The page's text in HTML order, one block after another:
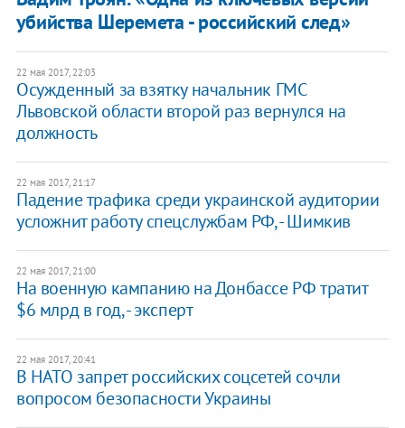
убийства Шеремета - российский след»
22 мая 2017, 22:03
Осужденный за взятку начальник ГМС
Львовской области второй раз вернулся на
должность
22 мая 2017, 21:17
Падение трафика среди украинской аудитории
усложнит работу спецслужбам РФ, - Шимкив
22 мая 2017, 21:00
На военную кампанию на Донбассе РФ тратит
$6 млрд в год, - эксперт
22 мая 2017, 20:41
В НАТО запрет российских соцсетей сочли
вопросом безопасности Украины